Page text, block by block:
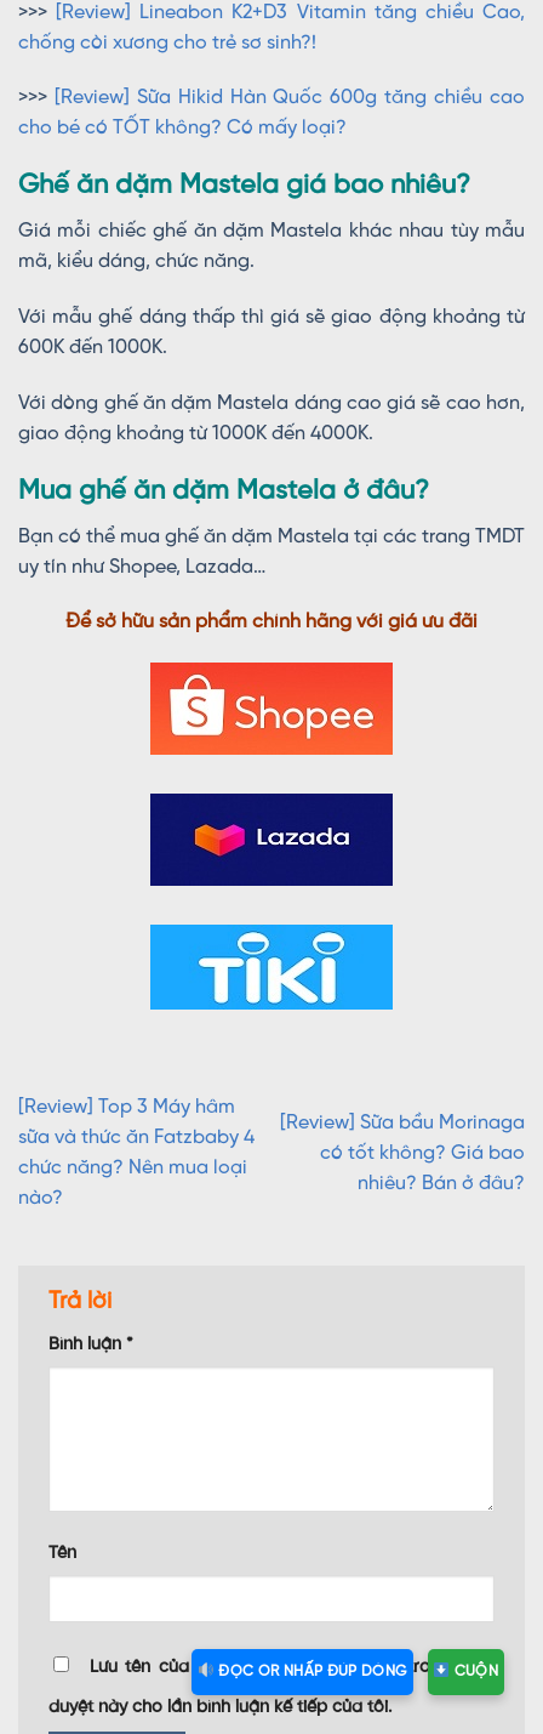
>>>
[Review] Lineabon K2+D3 Vitamin tăng chiều Cao,
chống còi xương cho trẻ sơ sinh?!
>>>
[Review] Sữa Hikid Hàn Quốc 600g tăng chiều cao
cho bé có TỐT không? Có mấy loại?
Ghế ăn dặm Mastela giá bao nhiêu?
Giá mỗi chiếc ghế ăn dặm Mastela khác nhau tùy mẫu
mã, kiểu dáng, chức năng.
Với mẫu ghế dáng thấp thì giá sẽ giao động khoảng từ
600K đến 1000K.
Với dòng ghế ăn dặm Mastela dáng cao giá sẽ cao hơn,
giao động khoảng từ 1000K đến 4000K.
Mua ghế ăn dặm Mastela ở đâu?
Bạn có thể mua ghế ăn dặm Mastela tại các trang TMDT
uy tín như Shopee, Lazada…
Để sở hữu sản phẩm chính hãng với giá ưu đãi
[Review] Top 3 Máy hâm
sữa và thức ăn Fatzbaby 4
chức năng? Nên mua loại
nào?
[Review] Sữa bầu Morinaga
có tốt không? Giá bao
nhiêu? Bán ở đâu?
Trả lời
Bình luận *
Tên
Lưu tên của tôi, email, và trang web trong trình
duyệt này cho lần bình luận kế tiếp của tôi.
ĐỌC OR NHẤP ĐÚP DÒNG CUỘN